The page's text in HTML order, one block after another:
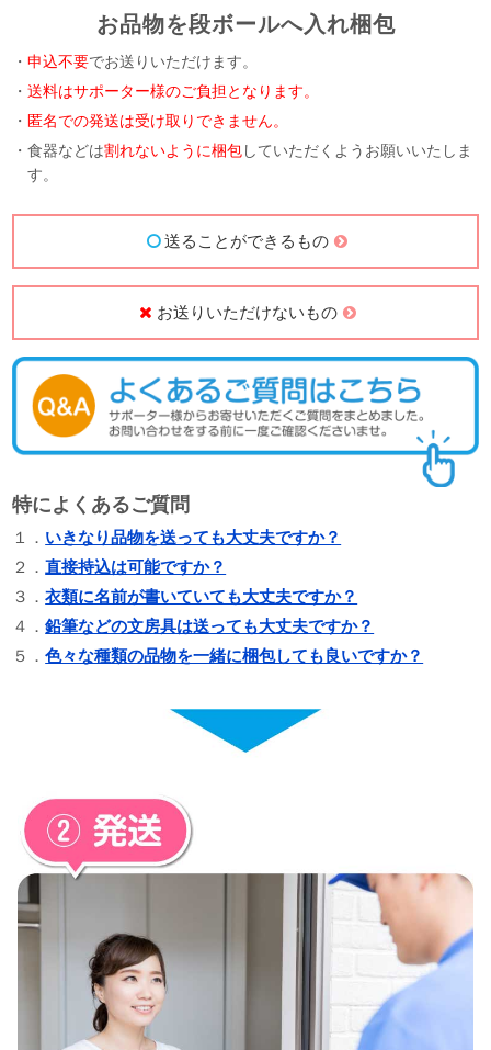
お品物を段ボールへ入れ梱包
・申込不要でお送りいただけます。
・送料はサポーター様のご負担となります。
・ 匿名での発送は受け取りできません。
・食器などは割れないように梱包していただくようお願いいたしま
す。
送ることができるもの
お送りいただけないもの
特によくあるご質問
１． いきなり品物を送っても大丈夫ですか？
２．直接持込は可能ですか？
３．衣類に名前が書いていても大丈夫ですか？
４．鉛筆などの文房具は送っても大丈夫ですか？
５．色々な種類の品物を一緒に梱包しても良いですか？